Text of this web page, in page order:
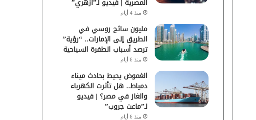
المصرية | فيديو لـ”أزهري”
منذ 4 أيام
مليون سائح روسي في
الطريق إلى الإمارات.. “رؤية”
ترصد أسباب الطفرة السياحية
منذ 6 أيام
الغموض يحيط بحادث ميناء
دمياط.. هل تأثرت الكهرباء
والغاز في مصر؟ | فيديو
لـ”ماعت جروب”
منذ 6 أيام